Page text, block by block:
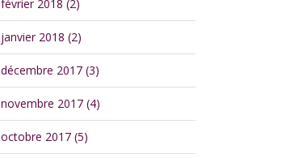
février 2018 (2)
janvier 2018 (2)
décembre 2017 (3)
novembre 2017 (4)
octobre 2017 (5)